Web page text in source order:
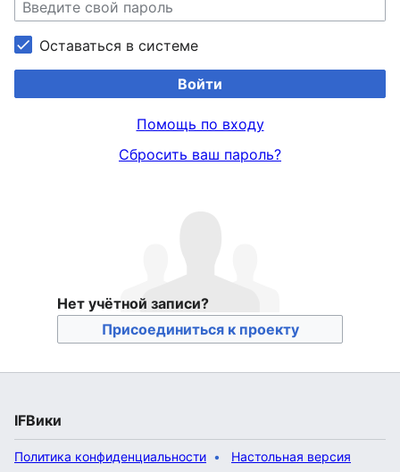
Оставаться в системе
Войти
Помощь по входу
Сбросить ваш пароль?
Нет учётной записи?
Присоединиться к проекту
IFВики
Политика конфиденциальности Настольная версия